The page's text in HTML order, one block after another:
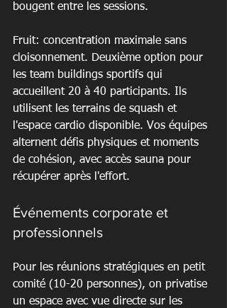
bougent entre les sessions.
Fruit: concentration maximale sans
cloisonnement. Deuxième option pour
les team buildings sportifs qui
accueillent 20 à 40 participants. Ils
utilisent les terrains de squash et
l'espace cardio disponible. Vos équipes
alternent défis physiques et moments
de cohésion, avec accès sauna pour
récupérer après l'effort.
Événements corporate et
professionnels
Pour les réunions stratégiques en petit
comité (10-20 personnes), on privatise
un espace avec vue directe sur les